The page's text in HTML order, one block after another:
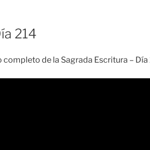
214
completo de la Sagrada Escritura –